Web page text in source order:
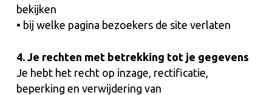
bekijken
• bij welke pagina bezoekers de site verlaten
4. Je rechten met betrekking tot je gegevens
Je hebt het recht op inzage, rectificatie,
beperking en verwijdering van